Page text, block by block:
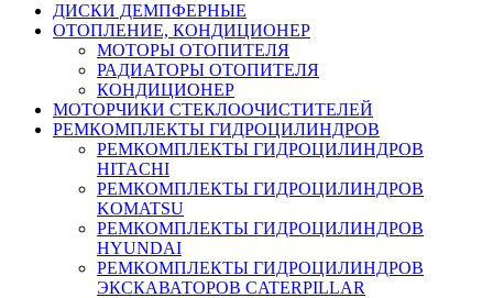
ДИСКИ ДЕМПФЕРНЫЕ
ОТОПЛЕНИЕ, КОНДИЦИОНЕР
МОТОРЫ ОТОПИТЕЛЯ
РАДИАТОРЫ ОТОПИТЕЛЯ
КОНДИЦИОНЕР
МОТОРЧИКИ СТЕКЛООЧИСТИТЕЛЕЙ
РЕМКОМПЛЕКТЫ ГИДРОЦИЛИНДРОВ
РЕМКОМПЛЕКТЫ ГИДРОЦИЛИНДРОВ
HITACHI
РЕМКОМПЛЕКТЫ ГИДРОЦИЛИНДРОВ
KOMATSU
РЕМКОМПЛЕКТЫ ГИДРОЦИЛИНДРОВ
HYUNDAI
РЕМКОМПЛЕКТЫ ГИДРОЦИЛИНДРОВ
ЭКСКАВАТОРОВ CATERPILLAR